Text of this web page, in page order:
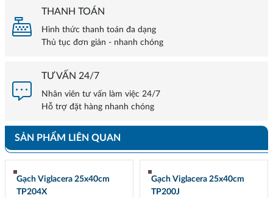
THANH TOÁN
Hình thức thanh toán đa dạng
Thủ tục đơn giản - nhanh chóng
TƯ VẤN 24/7
Nhân viên tư vấn làm việc 24/7
Hỗ trợ đặt hàng nhanh chóng
SẢN PHẨM LIÊN QUAN
Gạch Viglacera 25x40cm
TP204X
Gạch Viglacera 25x40cm
TP200J